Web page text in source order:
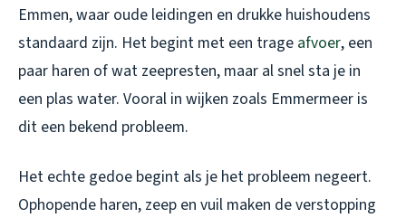
Emmen, waar oude leidingen en drukke huishoudens
standaard zijn. Het begint met een trage afvoer, een
paar haren of wat zeepresten, maar al snel sta je in
een plas water. Vooral in wijken zoals Emmermeer is
dit een bekend probleem.
Het echte gedoe begint als je het probleem negeert.
Ophopende haren, zeep en vuil maken de verstopping